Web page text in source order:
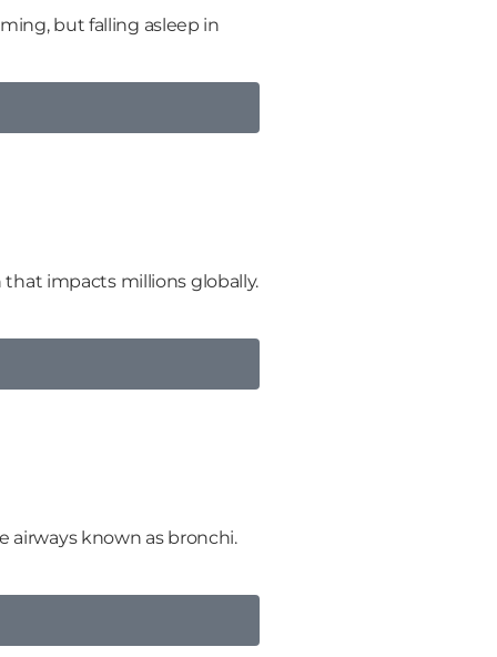
but falling asleep in
that impacts millions globally.
airways known as bronchi.